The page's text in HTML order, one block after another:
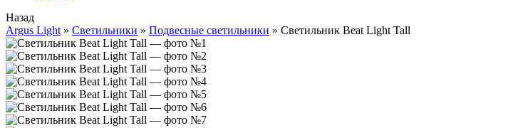
Назад
Argus Light » Cветильники » Подвесные светильники » Светильник Beat Light Tall